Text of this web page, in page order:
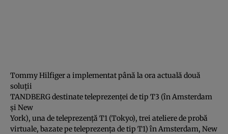
Tommy Hilfiger a implementat până la ora actuală două
soluţii
TANDBERG destinate teleprezenţei de tip T3 (în Amsterdam
şi New
York), una de teleprezenţă T1 (Tokyo), trei ateliere de probă
virtuale, bazate pe teleprezenţa de tip T1) în Amsterdam, New